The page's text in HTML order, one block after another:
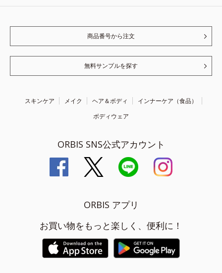
商品番号から注文
無料サンプルを探す
スキンケア メイク ヘア＆ボディ
インナーケア（食品）
ボディウェア
ORBIS SNS公式アカウント
ORBIS アプリ
お買い物をもっと楽しく、便利に！